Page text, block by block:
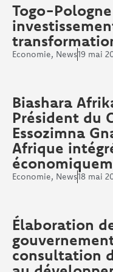
Togo-
Economie, News19 mai
Biashara
Président du
Essozimna
Afrique
Economie, News18 mai
Élaboration
consultation